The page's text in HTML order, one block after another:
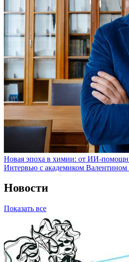
Новая эпоха в химии: от ИИ-
Интервью с академиком
Новости
Показать все